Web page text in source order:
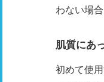
わない場
肌質にあ
初めて使